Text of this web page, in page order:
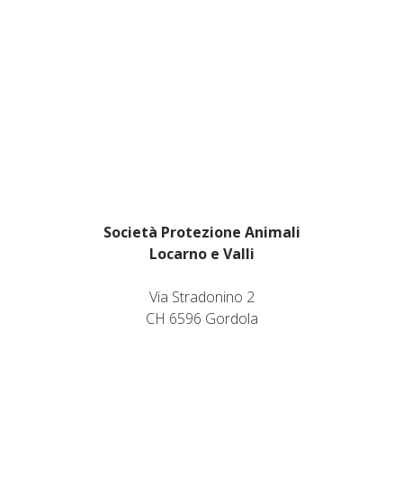
Società Protezione Animali
Locarno e Valli
Via Stradonino 2
CH 6596 Gordola